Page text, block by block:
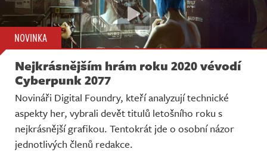
NOVINKA
Nejkrásnějším hrám roku 2020 vévodí
Cyberpunk 2077
Novináři Digital Foundry, kteří analyzují technické
aspekty her, vybrali devět titulů letošního roku s
nejkrásnější grafikou. Tentokrát jde o osobní názor
jednotlivých členů redakce.